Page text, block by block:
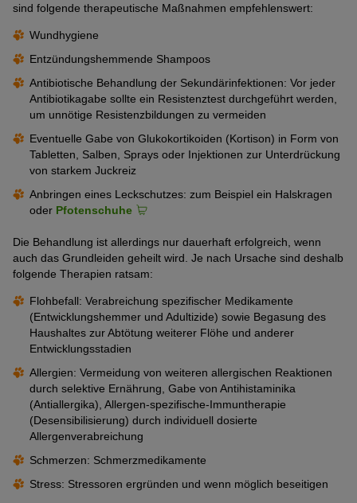
sind folgende therapeutische Maßnahmen empfehlenswert:
Wundhygiene
Entzündungshemmende Shampoos
Antibiotische Behandlung der Sekundärinfektionen: Vor jeder
Antibiotikagabe sollte ein Resistenztest durchgeführt werden,
um unnötige Resistenzbildungen zu vermeiden
Eventuelle Gabe von Glukokortikoiden (Kortison) in Form von
Tabletten, Salben, Sprays oder Injektionen zur Unterdrückung
von starkem Juckreiz
Anbringen eines Leckschutzes: zum Beispiel ein Halskragen
oder Pfotenschuhe
Die Behandlung ist allerdings nur dauerhaft erfolgreich, wenn
auch das Grundleiden geheilt wird. Je nach Ursache sind deshalb
folgende Therapien ratsam:
Flohbefall: Verabreichung spezifischer Medikamente
(Entwicklungshemmer und Adultizide) sowie Begasung des
Haushaltes zur Abtötung weiterer Flöhe und anderer
Entwicklungsstadien
Allergien: Vermeidung von weiteren allergischen Reaktionen
durch selektive Ernährung, Gabe von Antihistaminika
(Antiallergika), Allergen-spezifische-Immuntherapie
(Desensibilisierung) durch individuell dosierte
Allergenverabreichung
Schmerzen: Schmerzmedikamente
Stress: Stressoren ergründen und wenn möglich beseitigen